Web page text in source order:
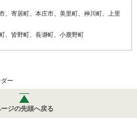
、寄居町、本庄市、美里町、神川町、上里
、皆野町、長瀞町、小鹿野町
ー
ジの先頭へ戻る